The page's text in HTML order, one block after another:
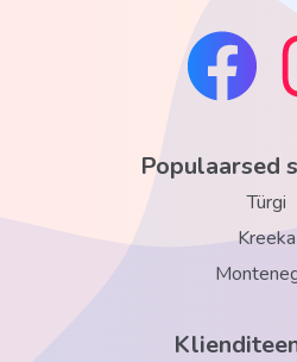
Populaarsed
Türgi
Kreeka